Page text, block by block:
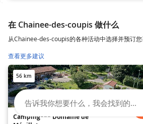
在 Chainee-des-coupis 做什么
从Chainee-des-coupis的各种活动中选择并预订您
查看更多建议
56 km
Camping*** Domaine de
告诉我你想要什么，我会找到的...